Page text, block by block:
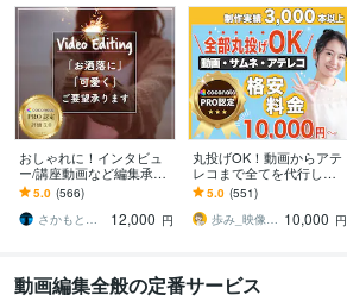
おしゃれに！インタビュ
ー/講座動画など編集承り
ます PR動画/YouTube等も
おしゃれに編集させて頂
きます！
5.0 (566)
さかもと＠動画クリエイター
12,000 円
丸投げOK！動画からアテ
レコまで全てを代行しま
す 日経トレンディ掲載さ
れました！某保険会社・
音楽制作会社実績有
5.0 (551)
歩み_映像クリエイター 10,000 円
動画編集全般の定番サービス